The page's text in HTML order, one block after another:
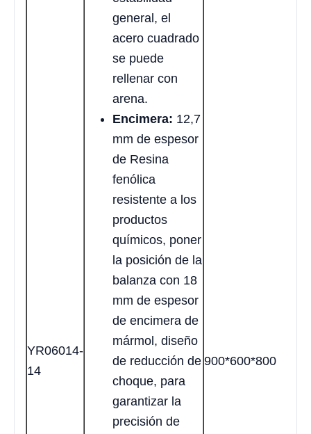
YR06014-
14
general, el
acero cuadrado
se puede
rellenar con
arena.
Encimera: 12,7
mm de espesor
de Resina
fenólica
resistente a los
productos
químicos, poner
la posición de la
balanza con 18
mm de espesor
de encimera de
mármol, diseño
de reducción de
choque, para
garantizar la
precisión de
900*600*800